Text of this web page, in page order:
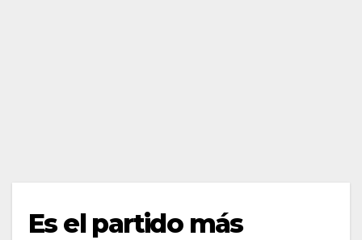
Es el partido más